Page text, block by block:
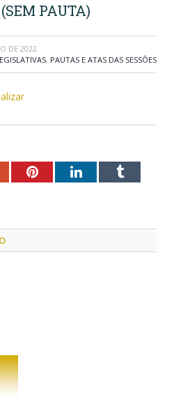
PAUTA)
DE 2022
, PAUTAS E ATAS DAS SESSÕES
PinterestLinkedInTumblr